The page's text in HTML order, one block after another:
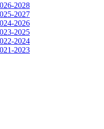
2028
2027
2026
2025
2024
2023